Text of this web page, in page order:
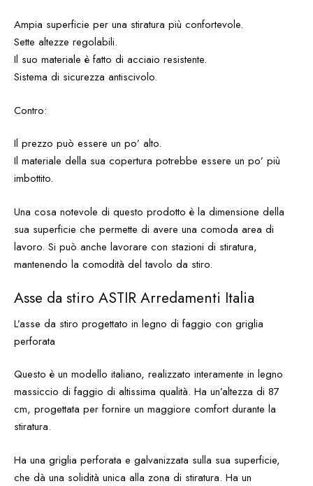
Ampia superficie per una stiratura più confortevole.
Sette altezze regolabili.
Il suo materiale è fatto di acciaio resistente.
Sistema di sicurezza antiscivolo.
Contro:
Il prezzo può essere un po’ alto.
Il materiale della sua copertura potrebbe essere un po’ più
imbottito.
Una cosa notevole di questo prodotto è la dimensione della
sua superficie che permette di avere una comoda area di
lavoro. Si può anche lavorare con stazioni di stiratura,
mantenendo la comodità del tavolo da stiro.
Asse da stiro ASTIR Arredamenti Italia
L’asse da stiro progettato in legno di faggio con griglia
perforata
Questo è un modello italiano, realizzato interamente in legno
massiccio di faggio di altissima qualità. Ha un’altezza di 87
cm, progettata per fornire un maggiore comfort durante la
stiratura.
Ha una griglia perforata e galvanizzata sulla sua superficie,
che dà una solidità unica alla zona di stiratura. Ha un